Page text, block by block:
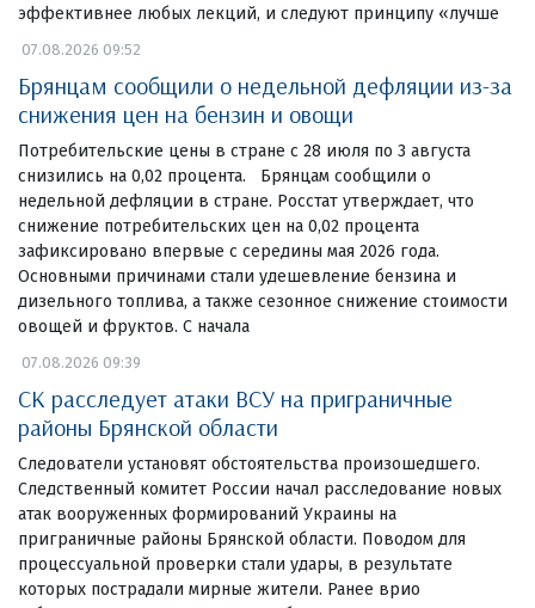
эффективнее любых лекций, и следуют принципу «лучше
07.08.2026 09:52
Брянцам сообщили о недельной дефляции из-за
снижения цен на бензин и овощи
Потребительские цены в стране с 28 июля по 3 августа
снизились на 0,02 процента. Брянцам сообщили о
недельной дефляции в стране. Росстат утверждает, что
снижение потребительских цен на 0,02 процента
зафиксировано впервые с середины мая 2026 года.
Основными причинами стали удешевление бензина и
дизельного топлива, а также сезонное снижение стоимости
овощей и фруктов. С начала
07.08.2026 09:39
СК расследует атаки ВСУ на приграничные
районы Брянской области
Следователи установят обстоятельства произошедшего.
Следственный комитет России начал расследование новых
атак вооруженных формирований Украины на
приграничные районы Брянской области. Поводом для
процессуальной проверки стали удары, в результате
которых пострадали мирные жители. Ранее врио